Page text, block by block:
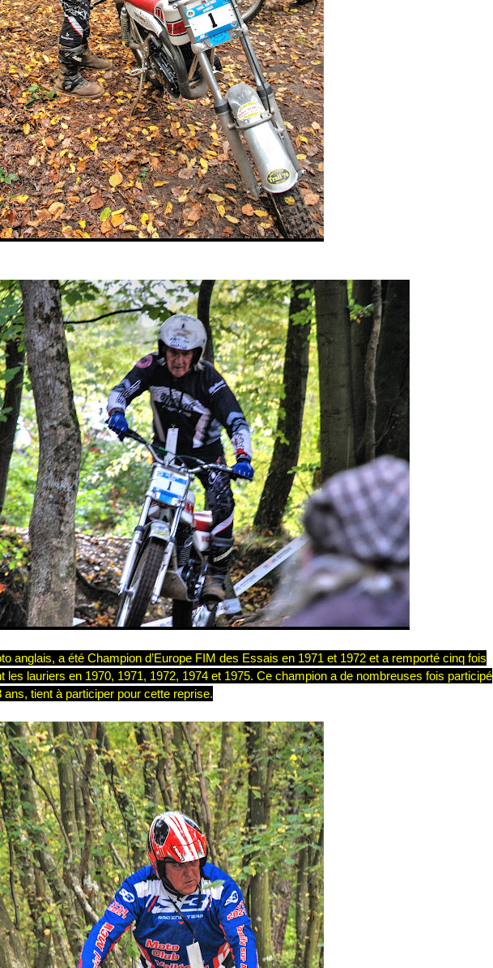
anglais, a été Champion d’Europe FIM des Essais en 1971 et 1972 et a remporté cinq fois
les lauriers en 1970, 1971, 1972, 1974 et 1975. Ce champion a de nombreuses fois participé
tient à participer pour cette reprise.